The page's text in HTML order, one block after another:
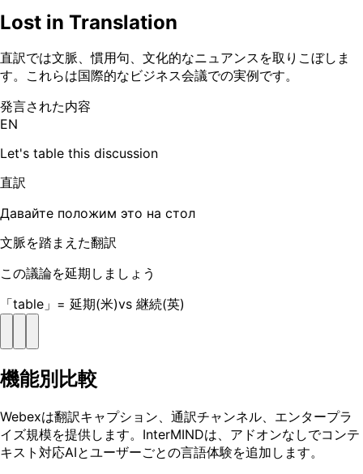
Lost in Translation
直訳では文脈、慣用句、文化的なニュアンスを取りこぼしま
す。これらは国際的なビジネス会議での実例です。
発言された内容
EN
Let's table this discussion
直訳
Давайте положим это на стол
文脈を踏まえた翻訳
この議論を延期しましょう
「table」= 延期(米)vs 継続(英)
機能別比較
Webexは翻訳キャプション、通訳チャンネル、エンタープラ
イズ規模を提供します。InterMINDは、アドオンなしでコンテ
キスト対応AIとユーザーごとの言語体験を追加します。